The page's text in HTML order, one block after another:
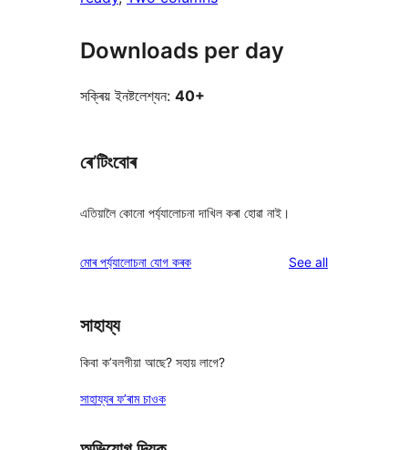
Downloads per day
সক্ৰিয় ইনষ্টলেশ্যন: 40+
ৰে’টিংবোৰ
এতিয়ালৈ কোনো পৰ্য্যালোচনা দাখিল কৰা হোৱা নাই।
মোৰ পৰ্য্যালোচনা যোগ কৰক See allreviews
সাহায্য
কিবা ক’বলগীয়া আছে? সহায় লাগে?
সাহায্যৰ ফ’ৰাম চাওক